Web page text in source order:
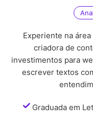
Experiente na
criadora de
investimentos para
escrever textos
Graduada em